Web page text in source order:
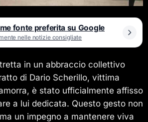
fonte preferita su Google
nelle notizie consigliate
in un abbraccio collettivo
di Dario Scherillo, vittima
è stato ufficialmente affisso
a lui dedicata. Questo gesto non
un impegno a mantenere viva